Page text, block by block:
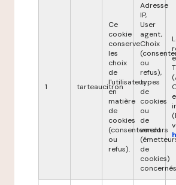
1 tarteaucitron
Ce
cookie
conserve
les
choix
de
l'utilisateur
en
matière
de
cookies
(consentement
ou
refus).
Adresse
IP,
User
agent,
Choix
ou
refus),
types
de
cookies
ou
de
vendors
de
cookies)
concernés